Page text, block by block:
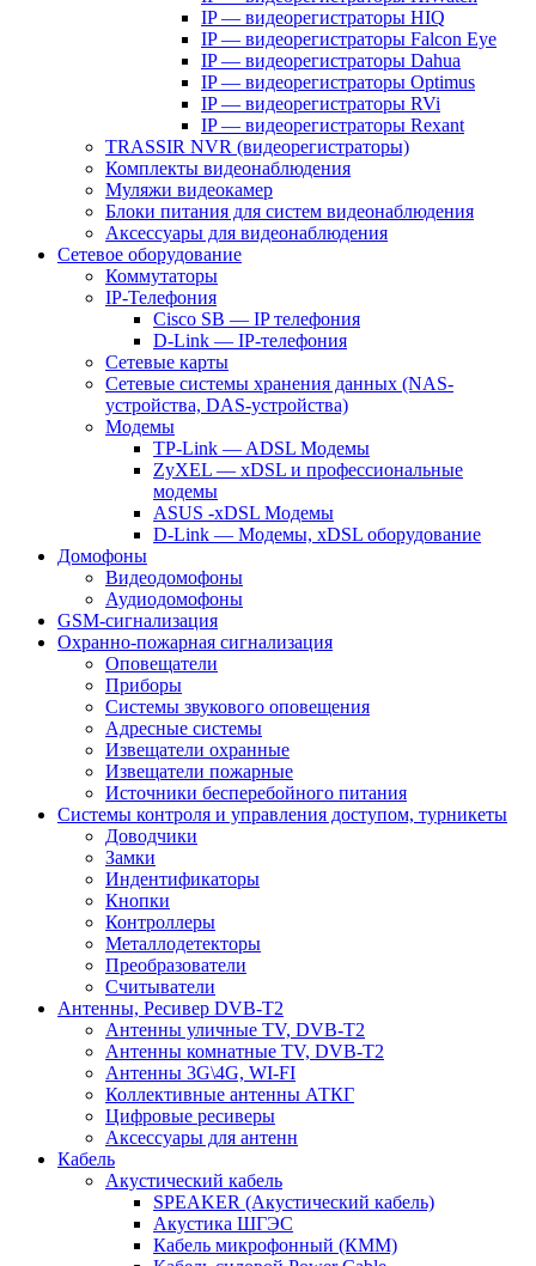
IP — видеорегистраторы HIQ
IP — видеорегистраторы Falcon Eye
IP — видеорегистраторы Dahua
IP — видеорегистраторы Optimus
IP — видеорегистраторы RVi
IP — видеорегистраторы Rexant
TRASSIR NVR (видеорегистраторы)
Комплекты видеонаблюдения
Муляжи видеокамер
Блоки питания для систем видеонаблюдения
Аксессуары для видеонаблюдения
Сетевое оборудование
Коммутаторы
IP-Телефония
Cisco SB — IP телефония
D-Link — IP-телефония
Сетевые карты
Сетевые системы хранения данных (NAS-
устройства, DAS-устройства)
Модемы
TP-Link — ADSL Модемы
ZyXEL — xDSL и профессиональные
модемы
ASUS -xDSL Модемы
D-Link — Модемы, xDSL оборудование
Домофоны
Видеодомофоны
Аудиодомофоны
GSM-сигнализация
Охранно-пожарная сигнализация
Оповещатели
Приборы
Системы звукового оповещения
Адресные системы
Извещатели охранные
Извещатели пожарные
Источники бесперебойного питания
Системы контроля и управления доступом, турникеты
Доводчики
Замки
Индентификаторы
Кнопки
Контроллеры
Металлодетекторы
Преобразователи
Считыватели
Антенны, Ресивер DVB-T2
Антенны уличные TV, DVB-T2
Антенны комнатные TV, DVB-T2
Антенны 3G\4G, WI-FI
Коллективные антенны АТКГ
Цифровые ресиверы
Аксессуары для антенн
Кабель
Акустический кабель
SPEAKER (Акустический кабель)
Акустика ШГЭС
Кабель микрофонный (КММ)